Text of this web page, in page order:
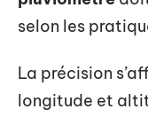
selon les
La précision
longitude et